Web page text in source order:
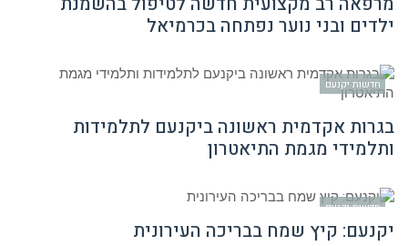
ילדים ובני נוער נפתחה בכרמיאל
חדשות יקנעם
בגרות אקדמית ראשונה ביקנעם לתלמידות
ותלמידי מגמת התיאטרון
חדשות יקנעם
יקנעם: קיץ שמח בבריכה העירונית